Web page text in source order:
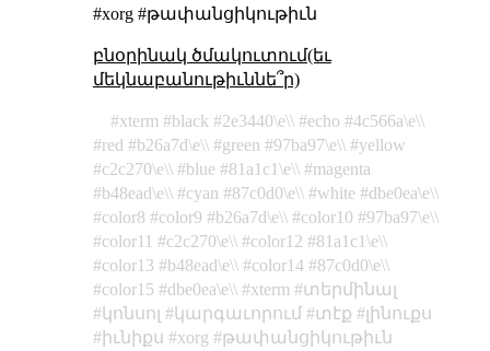
#xorg #թափանցիկութիւն
բնօրինակ ծմակուտում(եւ
մեկնաբանութիւննե՞ր)
xterm black 2e3440\e\\ echo
4c566a\e\\
red
b26a7d\e\\ green 97ba97\e\\
yellow
c2c270\e\\
blue 81a1c1\e\\
magenta
b48ead\e\\
cyan 87c0d0\e\\ white
dbe0ea\e\\
color8
color9 b26a7d\e\\ color10
97ba97\e\\
color11
c2c270\e\\ color12
81a1c1\e\\
color13
b48ead\e\\ color14
87c0d0\e\\
color15
dbe0ea\e\\ xterm
տերմինալ
կոնսոլ
կարգաւորում տէք
լինուքս
իւնիքս
xorg թափանցիկութիւն